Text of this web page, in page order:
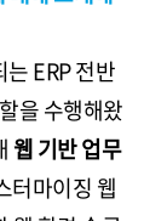
ERP 전반
을 수행해왔
웹 기반 업무
터마이징 웹